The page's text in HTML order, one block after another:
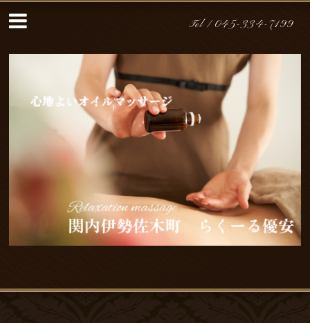
Tel / 045-334-7199